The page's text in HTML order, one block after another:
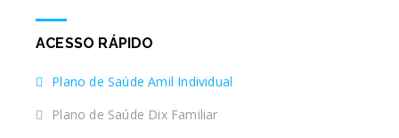
ACESSO RÁPIDO
Plano de Saúde Amil Individual
Plano de Saúde Dix Familiar